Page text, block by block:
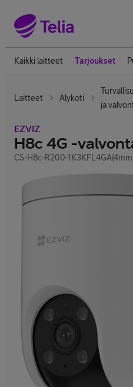
Kaikki laitteet Tarjoukset
Laitteet Älykoti
ja
EZVIZ
H8c 4G -
CS-H8c-R200-